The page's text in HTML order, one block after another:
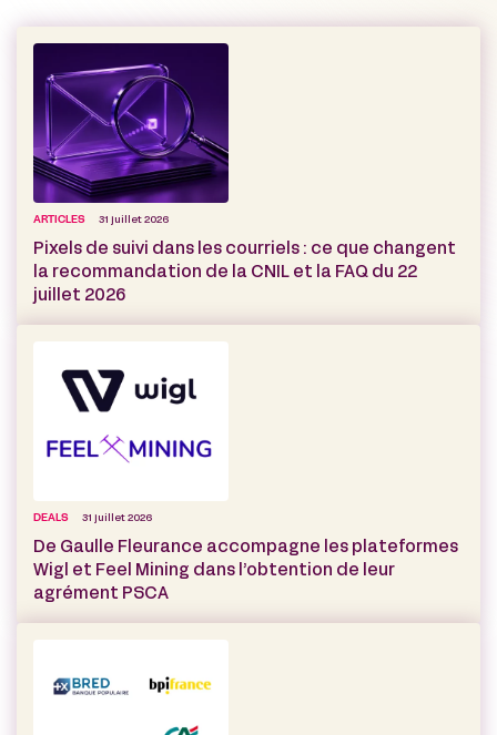
ARTICLES 31 juillet 2026
Pixels de suivi dans les courriels : ce que changent
la recommandation de la CNIL et la FAQ du 22
juillet 2026
DEALS 31 juillet 2026
De Gaulle Fleurance accompagne les plateformes
Wigl et Feel Mining dans l’obtention de leur
agrément PSCA